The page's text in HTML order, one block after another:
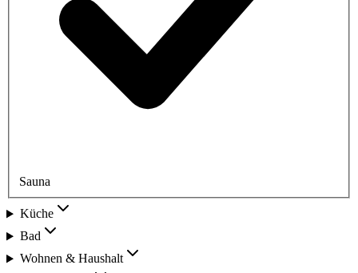
Sauna
Küche
Bad
Wohnen & Haushalt